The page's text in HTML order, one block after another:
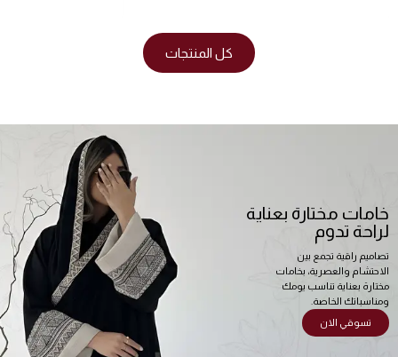
كل المنتجات
خامات مختارة بعناية
لراحة تدوم
تصاميم راقية تجمع بين
الاحتشام والعصرية، بخامات
مختارة بعناية تناسب يومك
ومناسباتك الخاصة.
تسوقي الان